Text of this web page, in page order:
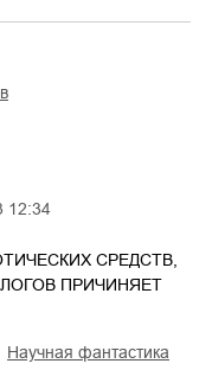
12:34
СРЕДСТВ,
ПРИЧИНЯЕТ
научная фантастика